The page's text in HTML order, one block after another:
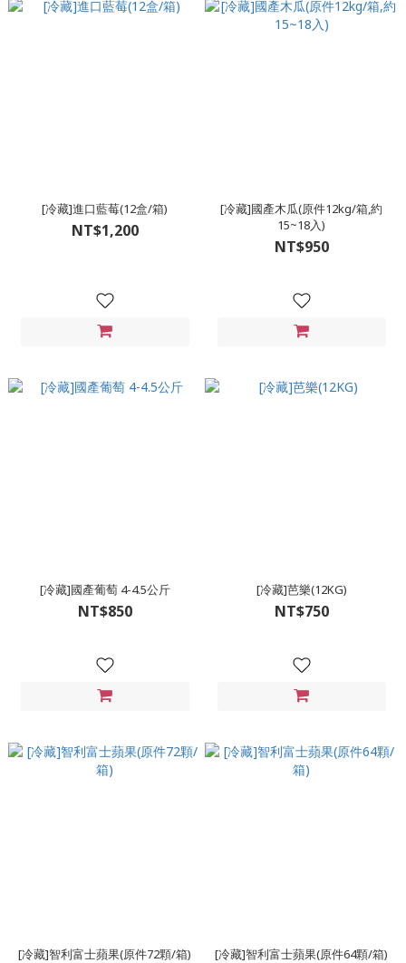
[冷藏]進口藍莓(12盒/箱)
NT$1,200
[冷藏]國產木瓜(原件12kg/箱,約
15~18入)
NT$950
[冷藏]國產葡萄 4-4.5公斤
NT$850
[冷藏]芭樂(12KG)
NT$750
[冷藏]智利富士蘋果(原件72顆/箱) [冷藏]智利富士蘋果(原件64顆/箱)